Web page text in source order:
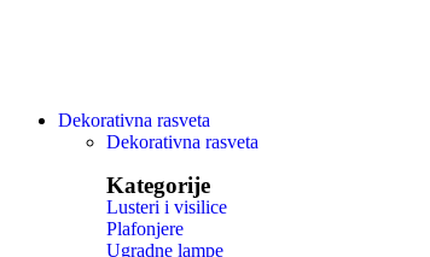
Dekorativna rasveta
Dekorativna rasveta
Kategorije
Lusteri i visilice
Plafonjere
Ugradne lampe